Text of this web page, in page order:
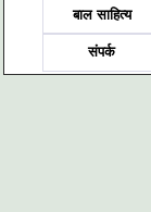
बाल साहित्य
संपर्क